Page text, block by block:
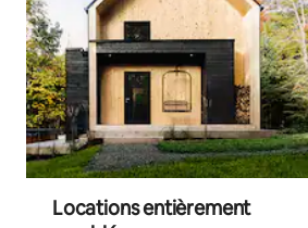
Locations entièrement